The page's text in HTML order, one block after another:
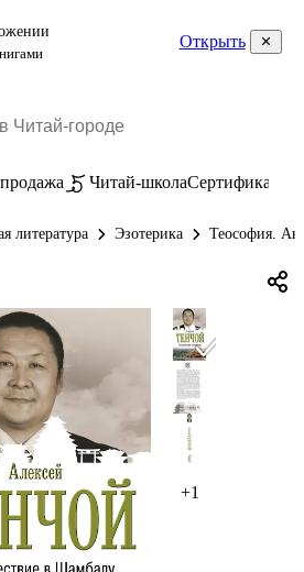
Открыть
Читай-школаСертификаты
литература Эзотерика Теософия.
+1